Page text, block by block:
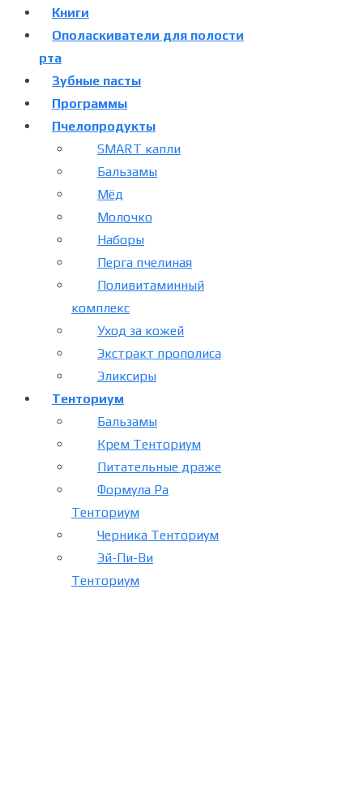
Книги
Ополаскиватели для полости
рта
Зубные пасты
Программы
Пчелопродукты
SMART капли
Бальзамы
Мёд
Молочко
Наборы
Перга пчелиная
Поливитаминный
комплекс
Уход за кожей
Экстракт прополиса
Эликсиры
Тенториум
Бальзамы
Крем Тенториум
Питательные драже
Формула Ра
Тенториум
Черника Тенториум
Эй-Пи-Ви
Тенториум